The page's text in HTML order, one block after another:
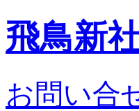
飛鳥新
お問い合